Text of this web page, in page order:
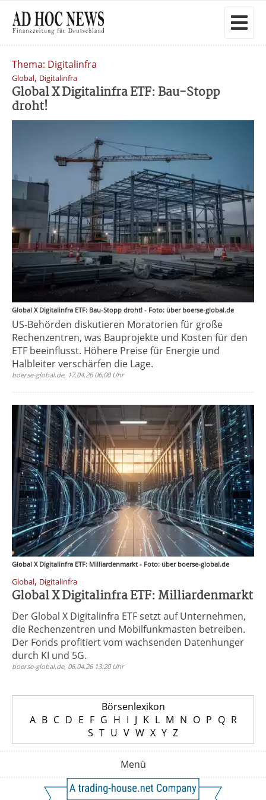
Thema: Digitalinfra
Global, Digitalinfra
Global X Digitalinfra ETF: Bau-Stopp
droht!
Global X Digitalinfra ETF: Bau-Stopp droht! - Foto: über boerse-global.de
US-Behörden diskutieren Moratorien für große
Rechenzentren, was Bauprojekte und Kosten für den
ETF beeinflusst. Höhere Preise für Energie und
Halbleiter verschärfen die Lage.
boerse-global.de, 17.04.26 06:00 Uhr
Global X Digitalinfra ETF: Milliardenmarkt - Foto: über boerse-global.de
Global, Digitalinfra
Global X Digitalinfra ETF: Milliardenmarkt
Der Global X Digitalinfra ETF setzt auf Unternehmen,
die Rechenzentren und Mobilfunkmasten betreiben.
Der Fonds profitiert vom wachsenden Datenhunger
durch KI und 5G.
boerse-global.de, 06.04.26 13:20 Uhr
Börsenlexikon
A B C D E F G H I J K L M N O P Q R
S T U V W X Y Z
Menü